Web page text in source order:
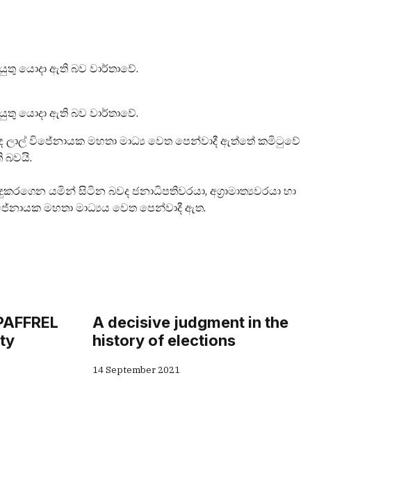
යොදා ඇති බව වාර්තාවේ.
යොදා ඇති බව වාර්තාවේ.
විජේනායක මහතා මාධ්‍ය වෙත පෙන්වාදී ඇත්තේ කමිටුවේ
බවයි.
යමින් සිටින බවද ජනාධිපතිවරයා, අග්‍රාමාත්‍යවරයා හා
මහතා මාධ්‍යය වෙත පෙන්වාදී ඇත.
A decisive judgment in the
history of elections
14 September 2021